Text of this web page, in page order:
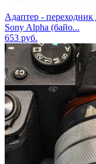
Адаптер -
Sony Alpha (байо...
653 руб.